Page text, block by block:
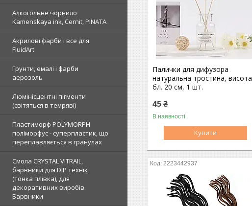
Алкогольне чорнило
Kamenskaya ink, Cernit, PINATA
Акрилові фарби і все для
FluidArt
Грунти, емалі і фарби
аерозоль
Люмінісцентні пігменти
(світяться в темряві)
Пластиморф POLYMORPH
поліморфус - суперпластик, що
переплавляється в гранулах
Смола CRYSTAL VITRAIL,
барвники для DIP технік
(тонка плівка), для
декоративних виробів.
Барвники
Палички для дифузора
натуральна тростина, висота
бл. 20 см, 1 шт.
45 ₴
В наявності
Купити
2223442937